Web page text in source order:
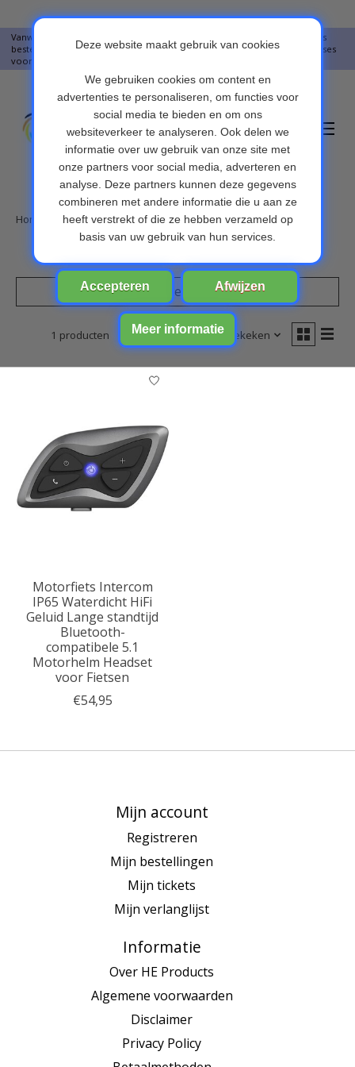
Vanwege vakantie worden er op moment geen pakketjes verstuurd. Alles
bestellingen vanaf 09-07-2026 word op 10-08-2026 verzonden. Onze excuses
voor het ongemak. Bedankt voor u begrip.
Verlanglijst
Home Merken / Teleheer
Filters weergeven
1 producten Sorteren op Meest bekeken
Motorfiets Intercom
IP65 Waterdicht HiFi
Geluid Lange standtijd
Bluetooth-
compatibele 5.1
Motorhelm Headset
voor Fietsen
€54,95
Mijn account
Registreren
Mijn bestellingen
Mijn tickets
Mijn verlanglijst
Informatie
Over HE Products
Algemene voorwaarden
Disclaimer
Privacy Policy